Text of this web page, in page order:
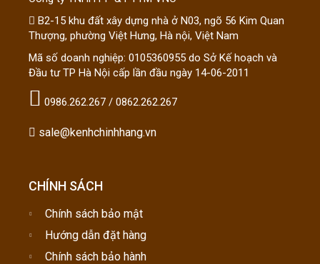
B2-15 khu đất xây dựng nhà ở N03, ngõ 56 Kim Quan
Thượng, phường Việt Hưng, Hà nội, Việt Nam
Mã số doanh nghiệp: 0105360955 do Sở Kế hoạch và
Đầu tư TP Hà Nội cấp lần đầu ngày 14-06-2011
0986.262.267 / 0862.262.267
sale@kenhchinhhang.vn
CHÍNH SÁCH
Chính sách bảo mật
Hướng dẫn đặt hàng
Chính sách bảo hành